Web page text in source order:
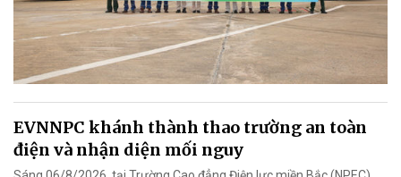
EVNNPC khánh thành thao trường an toàn
điện và nhận diện mối nguy